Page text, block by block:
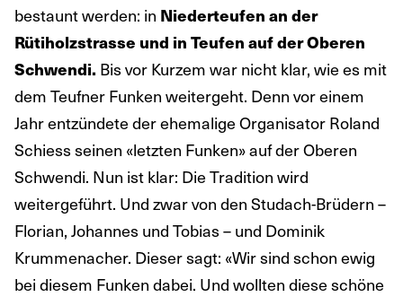
bestaunt werden: in Niederteufen an der
Rütiholzstrasse und in Teufen auf der Oberen
Schwendi. Bis vor Kurzem war nicht klar, wie es mit
dem Teufner Funken weitergeht. Denn vor einem
Jahr entzündete der ehemalige Organisator Roland
Schiess seinen «letzten Funken» auf der Oberen
Schwendi. Nun ist klar: Die Tradition wird
weitergeführt. Und zwar von den Studach-Brüdern –
Florian, Johannes und Tobias – und Dominik
Krummenacher. Dieser sagt: «Wir sind schon ewig
bei diesem Funken dabei. Und wollten diese schöne